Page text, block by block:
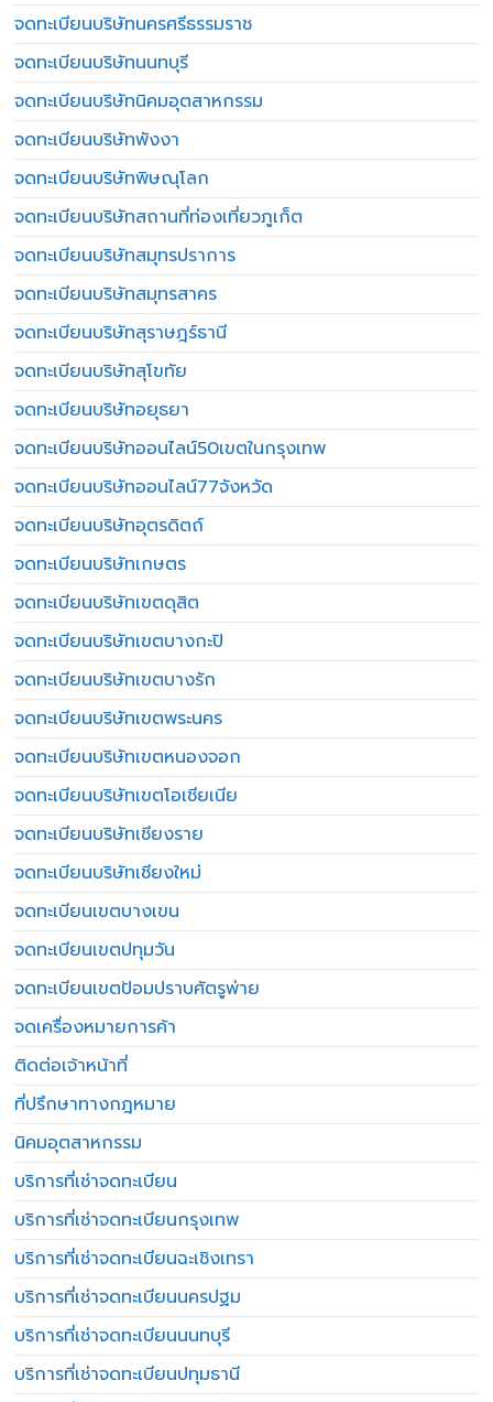
จดทะเบียนบริษัทนครศรีธรรมราช
จดทะเบียนบริษัทนนทบุรี
จดทะเบียนบริษัทนิคมอุตสาหกรรม
จดทะเบียนบริษัทพังงา
จดทะเบียนบริษัทพิษณุโลก
จดทะเบียนบริษัทสถานที่ท่องเที่ยวภูเก็ต
จดทะเบียนบริษัทสมุทรปราการ
จดทะเบียนบริษัทสมุทรสาคร
จดทะเบียนบริษัทสุราษฎร์ธานี
จดทะเบียนบริษัทสุโขทัย
จดทะเบียนบริษัทอยุธยา
จดทะเบียนบริษัทออนไลน์50เขตในกรุงเทพ
จดทะเบียนบริษัทออนไลน์77จังหวัด
จดทะเบียนบริษัทอุตรดิตถ์
จดทะเบียนบริษัทเกษตร
จดทะเบียนบริษัทเขตดุสิต
จดทะเบียนบริษัทเขตบางกะปิ
จดทะเบียนบริษัทเขตบางรัก
จดทะเบียนบริษัทเขตพระนคร
จดทะเบียนบริษัทเขตหนองจอก
จดทะเบียนบริษัทเขตโอเชียเนีย
จดทะเบียนบริษัทเชียงราย
จดทะเบียนบริษัทเชียงใหม่
จดทะเบียนเขตบางเขน
จดทะเบียนเขตปทุมวัน
จดทะเบียนเขตป้อมปราบศัตรูพ่าย
จดเครื่องหมายการค้า
ติดต่อเจ้าหน้าที่
ที่ปรึกษาทางกฎหมาย
นิคมอุตสาหกรรม
บริการที่เช่าจดทะเบียน
บริการที่เช่าจดทะเบียนกรุงเทพ
บริการที่เช่าจดทะเบียนฉะเชิงเทรา
บริการที่เช่าจดทะเบียนนครปฐม
บริการที่เช่าจดทะเบียนนนทบุรี
บริการที่เช่าจดทะเบียนปทุมธานี